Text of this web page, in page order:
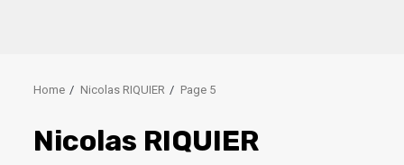
Home Nicolas RIQUIER Page 5
Nicolas RIQUIER